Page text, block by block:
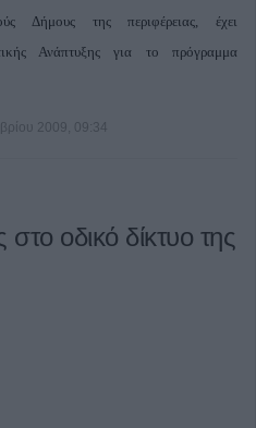
Δήμους της περιφέρειας, έχει
Ανάπτυξης για το πρόγραμμα
2009, 09:34
οδικό δίκτυο της